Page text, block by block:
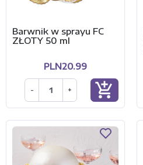
Barwnik w sprayu FC
ZŁOTY 50 ml
PLN20.99
- + add_shopping_cart